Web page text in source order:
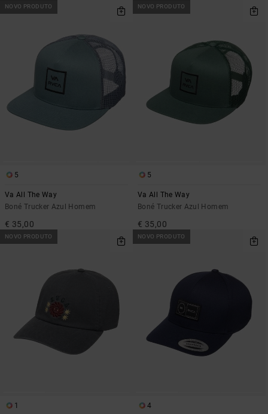
NOVO PRODUTO
5
Va All The Way
Boné Trucker Azul Homem
€ 35,00
NOVO PRODUTO
5
Va All The Way
Boné Trucker Azul Homem
€ 35,00
NOVO PRODUTO
1
NOVO PRODUTO
4